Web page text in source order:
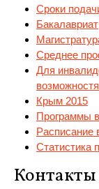
Сроки
Бакалавриат
Среднее
Для
Крым 2015
Программы
Расписание
Статистика
Контакты